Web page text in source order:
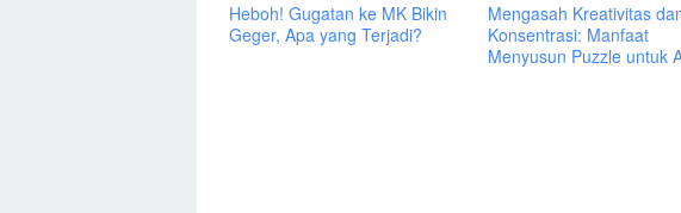
Heboh! Gugatan ke MK Bikin
Geger, Apa yang Terjadi?
Mengasah Kreativitas
Konsentrasi: Manfaat
Menyusun Puzzle untuk